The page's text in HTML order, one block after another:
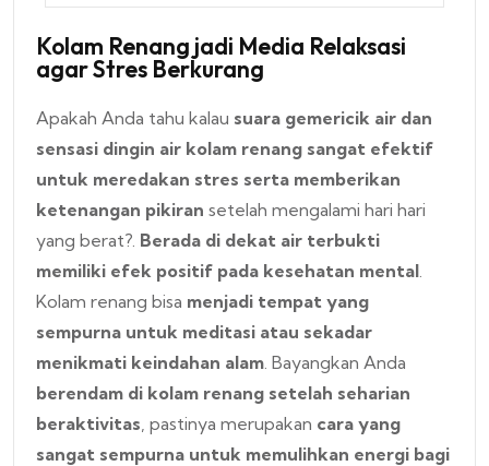
Kolam Renang jadi Media Relaksasi
agar Stres Berkurang
Apakah Anda tahu kalau suara gemericik air dan
sensasi dingin air kolam renang sangat efektif
untuk meredakan stres serta memberikan
ketenangan pikiran setelah mengalami hari hari
yang berat?. Berada di dekat air terbukti
memiliki efek positif pada kesehatan mental
Kolam renang bisa menjadi tempat yang
sempurna untuk meditasi atau sekadar
menikmati keindahan alam . Bayangkan Anda
berendam di kolam renang setelah seharian
beraktivitas , pastinya merupakan cara yang
sangat sempurna untuk memulihkan energi bagi